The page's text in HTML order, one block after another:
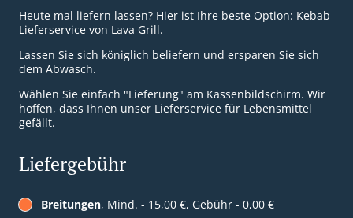
Heute mal liefern lassen? Hier ist Ihre beste Option: Kebab
Lieferservice von Lava Grill.
Lassen Sie sich königlich beliefern und ersparen Sie sich
dem Abwasch.
Wählen Sie einfach "Lieferung" am Kassenbildschirm. Wir
hoffen, dass Ihnen unser Lieferservice für Lebensmittel
gefällt.
Liefergebühr
Breitungen, Mind. - 15,00 €, Gebühr - 0,00 €